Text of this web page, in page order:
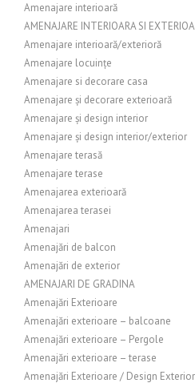
Amenajare interioară
AMENAJARE INTERIOARA SI
Amenajare interioară/exterioră
Amenajare locuințe
Amenajare si decorare casa
Amenajare și decorare exterioară
Amenajare și design interior
Amenajare și design interior/exterior
Amenajare terasă
Amenajare terase
Amenajarea exterioară
Amenajarea terasei
Amenajari
Amenajări de balcon
Amenajări de exterior
AMENAJARI DE GRADINA
Amenajări Exterioare
Amenajări exterioare – balcoane
Amenajări exterioare – Pergole
Amenajări exterioare – terase
Amenajări Exterioare / Design